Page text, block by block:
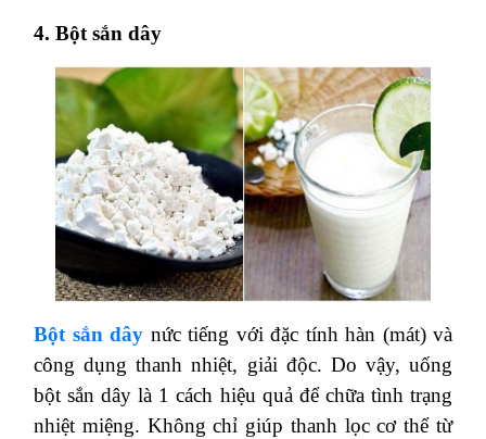
4. Bột sắn dây
Bột sắn dây nức tiếng với đặc tính hàn (mát) và
công dụng thanh nhiệt, giải độc. Do vậy, uống
bột sắn dây là 1 cách hiệu quả để chữa tình trạng
nhiệt miệng. Không chỉ giúp thanh lọc cơ thể từ